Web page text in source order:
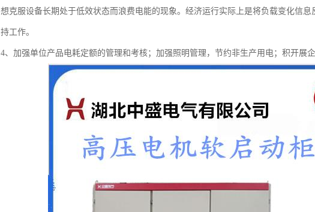
想克服设备长期处于低效状态而浪费电能的现象。经济运行实际上是将负载变化信
持工作。
4、加强单位产品电耗定额的管理和考核；加强照明管理，节约非生产用电；积开展企